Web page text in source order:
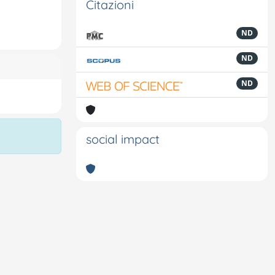
Citazioni
ND
ND
ND
social impact